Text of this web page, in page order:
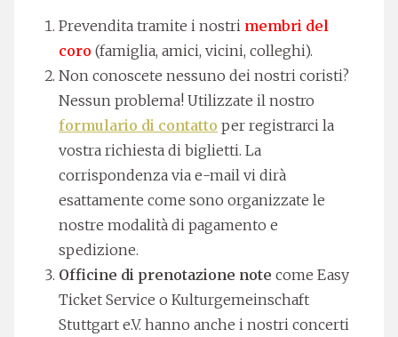
Prevendita tramite i nostri membri del
coro (famiglia, amici, vicini, colleghi).
Non conoscete nessuno dei nostri coristi?
Nessun problema! Utilizzate il nostro
formulario di contatto per registrarci la
vostra richiesta di biglietti. La
corrispondenza via e-mail vi dirà
esattamente come sono organizzate le
nostre modalità di pagamento e
spedizione.
Officine di prenotazione note come Easy
Ticket Service o Kulturgemeinschaft
Stuttgart e.V. hanno anche i nostri concerti